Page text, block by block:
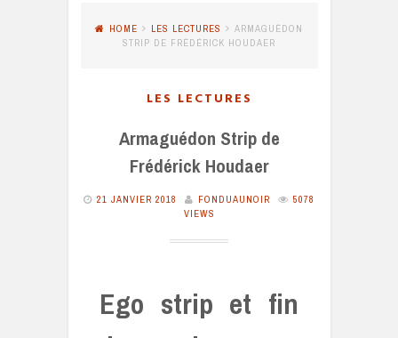
HOME LES LECTURES
ARMAGUÉDON
STRIP DE FRÉDÉRICK HOUDAER
LES LECTURES
Armaguédon Strip de
Frédérick Houdaer
21 JANVIER 2018 FONDUAUNOIR
5078
VIEWS
Ego strip et fin